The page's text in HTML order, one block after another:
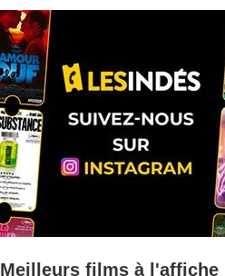
Meilleurs films à l'affiche